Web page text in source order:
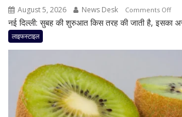
August 5, 2026 News Desk Comments Offon
सुबह
पेट
3
चीजें
लेने
की
नई दिल्ली: सुबह की शुरुआत किस तरह की जाती है, इसका
लाइफस्टाइल